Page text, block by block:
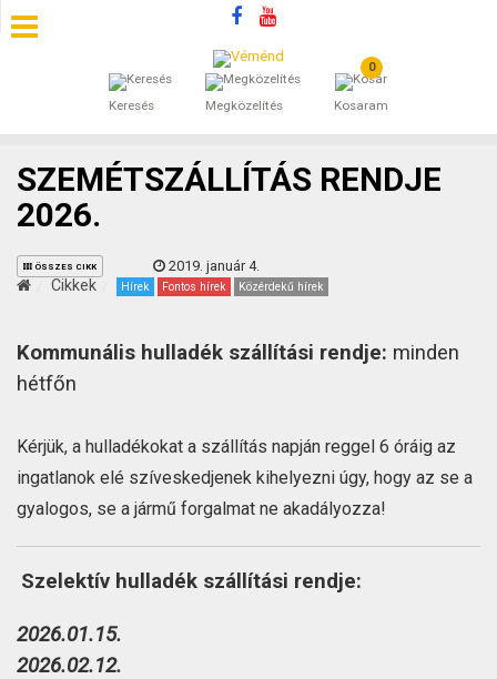
Keresés Megközelítés
0
Kosaram
SZÁLLÁSOK
ÁLTALÁNOS SZERZŐDÉSI FELTÉTELEK
KINCSES BARANYA VÉMÉND
SZEMÉTSZÁLLÍTÁS RENDJE
2026.
ÖSSZES CIKK 2019. január 4.
Cikkek Hírek Fontos hírek Közérdekű hírek
Kommunális hulladék szállítási rendje: minden
hétfőn
Kérjük, a hulladékokat a szállítás napján reggel 6 óráig az
ingatlanok elé szíveskedjenek kihelyezni úgy, hogy az se a
gyalogos, se a jármű forgalmat ne akadályozza!
Szelektív hulladék szállítási rendje:
2026.01.15.
2026.02.12.